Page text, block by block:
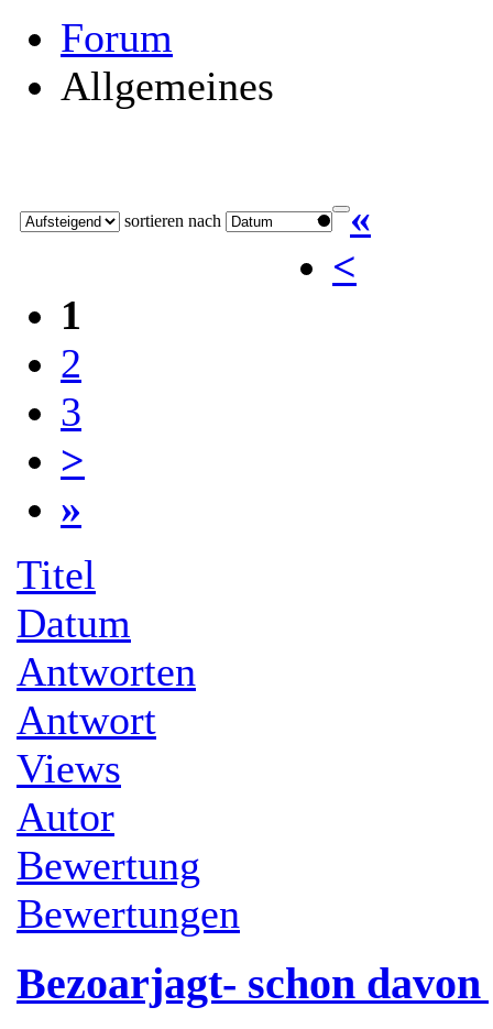
Forum
Allgemeines
sortieren nach
«
<
1
2
3
>
»
Titel
Datum
Antworten
Antwort
Views
Autor
Bewertung
Bewertungen
Bezoarjagt- schon